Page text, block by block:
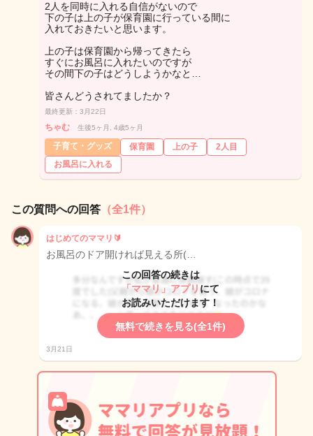
2人を同時に入れる自信がないので
下の子は上の子が保育園に行っている間に
入れておきたいと思います。
上の子は保育園から帰ってきたら
すぐにお風呂に入れたいのですが
その間下の子はどうしようかなと…
皆さんどうされてましたか？
最終更新：3月22日
ちゃむ 生後5ヶ月, 4歳5ヶ月
子育て・グッズ 保育園 上の子
2人目
お風呂に入れる
この質問への回答 （全1件）
はじめてのママリ🔰
お風呂のドア開ければ見える所(…
この回答の続きは
「ママリ」アプリ にて
お読みいただけます！
無料で続きを見る(全1件)
3月21日